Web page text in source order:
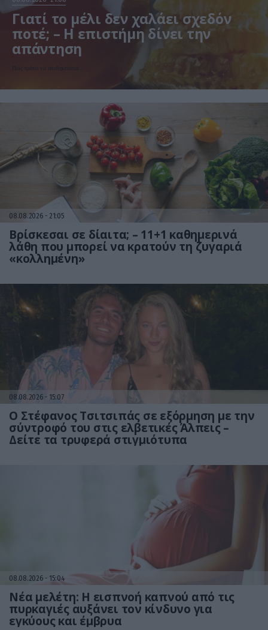
Γιατί το μέλι δεν χαλάει σχεδόν
ποτέ; – Η επιστήμη δίνει την
απάντηση
Πώς πρέπει να αποθηκεύεται
08.08.2026 21:05
Βρίσκεσαι σε δίαιτα; – 11+1 καθημερινά
λάθη που μπορεί να κρατούν τη ζυγαριά
«κολλημένη»
08.08.2026 15:07
Ο Στέφανος Τσιτσιπάς σε εξόρμηση με την
σύντροφό του στις ελβετικές Άλπεις –
Δείτε τα τρυφερά στιγμιότυπα
08.08.2026 15:04
Νέα μελέτη: Η εισπνοή καπνού από τις
πυρκαγιές αυξάνει τον κίνδυνο για
εγκύους και έμβρυα